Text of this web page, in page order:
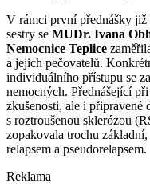
V rámci první přednášky již
sestry se MUDr. Ivana
Nemocnice Teplice
a jejich pečovatelů.
individuálního přístupu se
nemocných. Přednášející
zkušenosti, ale i připravené
s roztroušenou sklerózou
zopakovala trochu
relapsem a pseudorelapsem.
Reklama